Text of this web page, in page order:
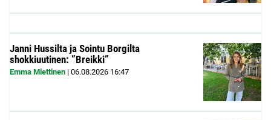
Janni Hussilta ja Sointu Borgilta
shokkiuutinen: ”Breikki”
Emma Miettinen | 06.08.2026 16:47